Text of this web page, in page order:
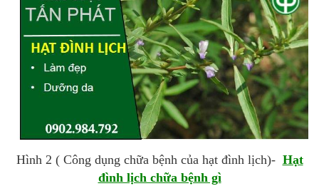
Hình 2 ( Công dụng chữa bệnh của hạt đình lịch)- Hạt
đình lịch chữa bệnh gì